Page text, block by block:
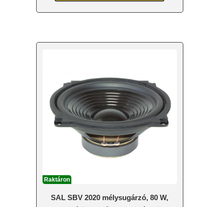
Raktáron
SAL SBV 2020 mélysugárzó, 80 W,